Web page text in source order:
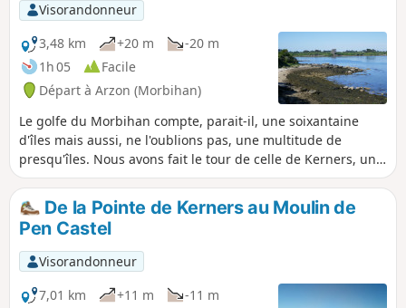
Visorandonneur
3,48 km
+20 m
-20 m
1h 05
Facile
Départ à Arzon (Morbihan)
Le golfe du Morbihan compte, parait-il, une soixantaine
d'îles mais aussi, ne l'oublions pas, une multitude de
presqu'îles. Nous avons fait le tour de celle de Kerners, un
matin de juin par marée basse et ce fut pour nous une
plongée dans l'atmosphère si particulière de cette mer-
archipel intérieure, véritable concentré de Bretagne.
De la Pointe de Kerners au Moulin de
Pen Castel
Visorandonneur
7,01 km
+11 m
-11 m